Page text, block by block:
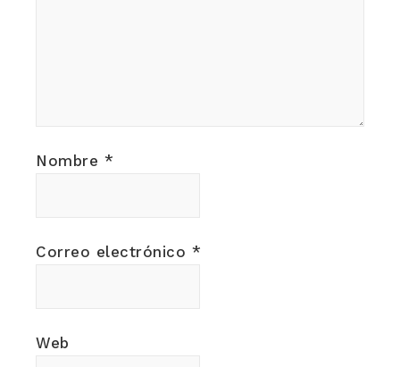
Nombre *
Correo electrónico *
Web